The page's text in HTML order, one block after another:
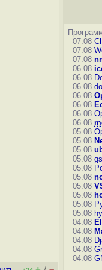
07.08
07.08
07.08
06.08
06.08
06.08
06.08
06.08
06.08
06.08
05.08
05.08
05.08
05.08
05.08
05.08
05.08
05.08
05.08
05.08
04.08
04.08
04.08
04.08
04.08